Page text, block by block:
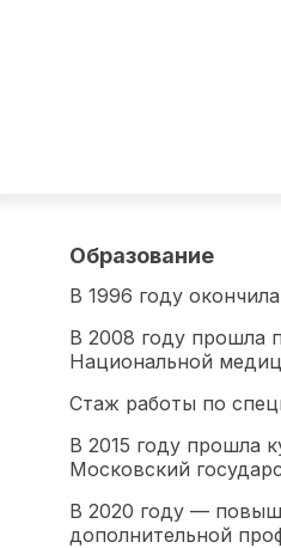
Образование
В 1996 году
В 2008 году прошла
Национальной
Стаж работы по
В 2015 году прошла
Московский
В 2020 году —
дополнительной